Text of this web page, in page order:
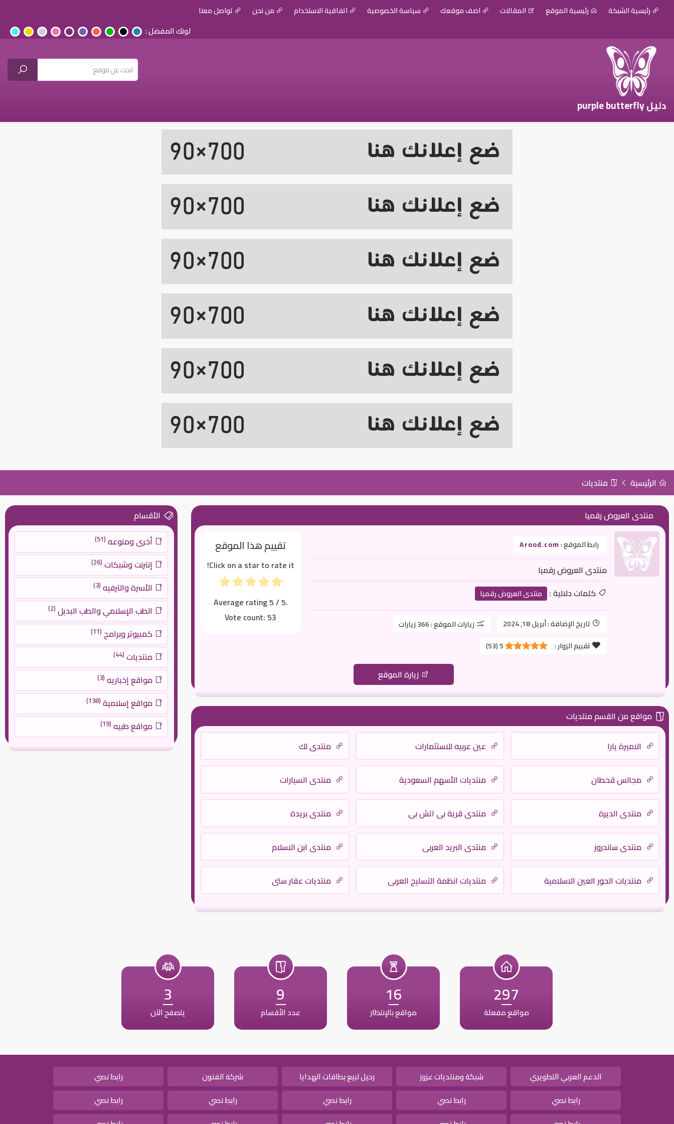
رئيسية الشبكة رئيسية الموقع المقالات اضف موقعك سياسة الخصوصية اتفاقية الاستخدام من نحن تواصل معنا
لونك المفضل :
دليل purple butterfly
الرئيسية منتديات
منتدى العروض رقميا
رابط الموقع :Arood.com
منتدى العروض رقميا
كلمات دلالية :
منتدى العروض رقميا
تاريخ الإضافة :أبريل 18, 2024 زيارات الموقع :366 زيارات
تقييم الزوار :
5
(
53
)
تقييم هذا الموقع
Click on a star to rate it!
Average rating5/ 5.
Vote count:53
زيارة الموقع
مواقع من القسم منتديات
الاميرة يارا
عين عربيه للاستثمارات منتدى لك
مجالس قحطان منتديات الأسهم السعودية منتدى السيارات
منتدى الديرة منتدى قرية بي اتش بي منتدى بريدة
منتدى ساندروز منتدى البريد العربي منتدي ابن الاسلام
منتديات الحور العين الاسلامية منتديات انظمة التسليح العربي منتديات عقار ستي
الأقسام
أخرى ومنوعه (51)
إنترنت وشبكات (26)
الأسرة والترفيه (3)
الطب الإسلامي والطب البديل (2)
كمبيوتر وبرامج (11)
منتديات (44)
مواقع إخباريه (3)
مواقع إسلامية (138)
مواقع طبيه (19)
297
مواقع مفعلة
16
مواقع بالإنتظار
9
عدد الأقسام
3
يتصفح الآن
الدعم العربي التطويري شبكة ومنتديات عزوز رحيل لبيع بطاقات الهدايا شركة الفنون
رابط نصي
رابط نصي
رابط نصي رابط نصي رابط نصي
رابط نصي